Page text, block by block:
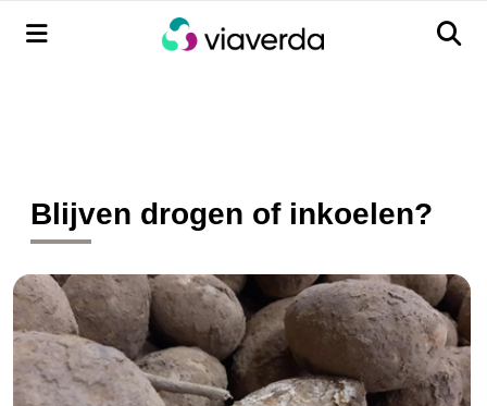
Menu Menu
Blijven drogen of inkoelen?